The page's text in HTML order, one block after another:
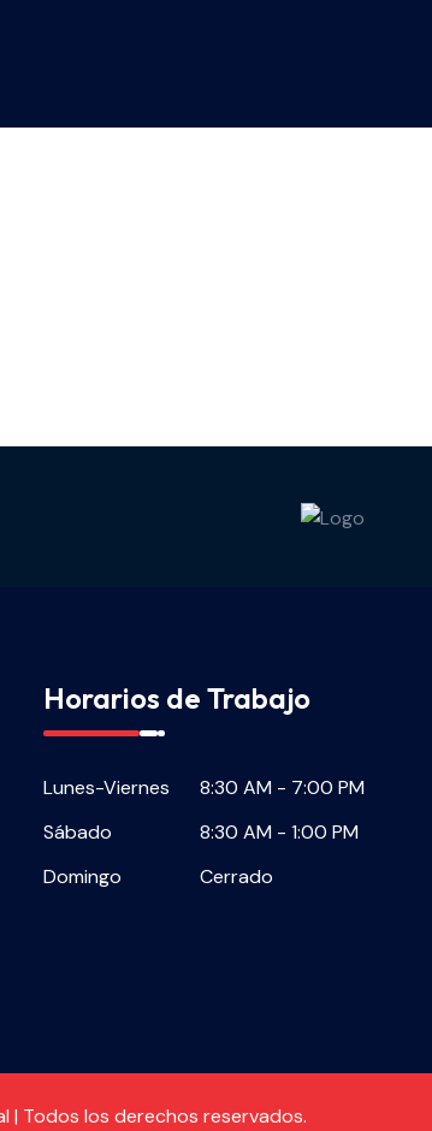
Horarios de Trabajo
Lunes-Viernes
8:30 AM - 7:00 PM
Sábado
8:30 AM - 1:00 PM
Domingo
Cerrado
Todos los derechos reservados.